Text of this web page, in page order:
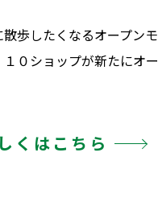
歩したくなるオープン
０ショップが新たにオー
くはこちら